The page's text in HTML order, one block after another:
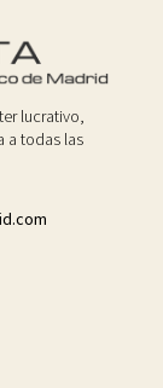
lucrativo,
a todas las